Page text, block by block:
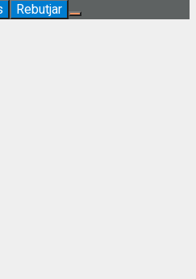
Rebutjar